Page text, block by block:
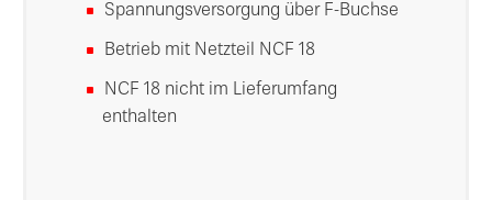
Spannungsversorgung über F-Buchse
Betrieb mit Netzteil NCF 18
NCF 18 nicht im Lieferumfang
enthalten